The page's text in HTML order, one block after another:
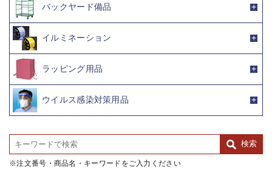
バックヤード備品
イルミネーション
ラッピング用品
ウイルス感染対策用品
注文番号・商品名・キーワードをご入力ください